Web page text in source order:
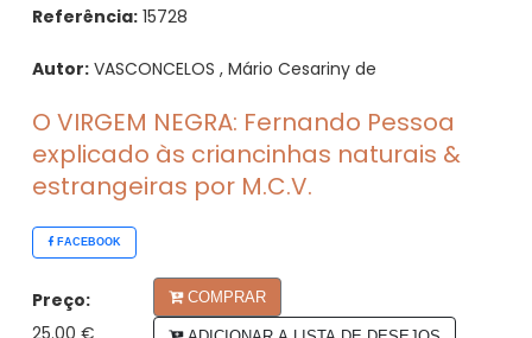
Referência: 15728
Autor: VASCONCELOS , Mário Cesariny de
O VIRGEM NEGRA: Fernando Pessoa
explicado às criancinhas naturais &
estrangeiras por M.C.V.
FACEBOOK
Preço:
25.00 €
COMPRAR